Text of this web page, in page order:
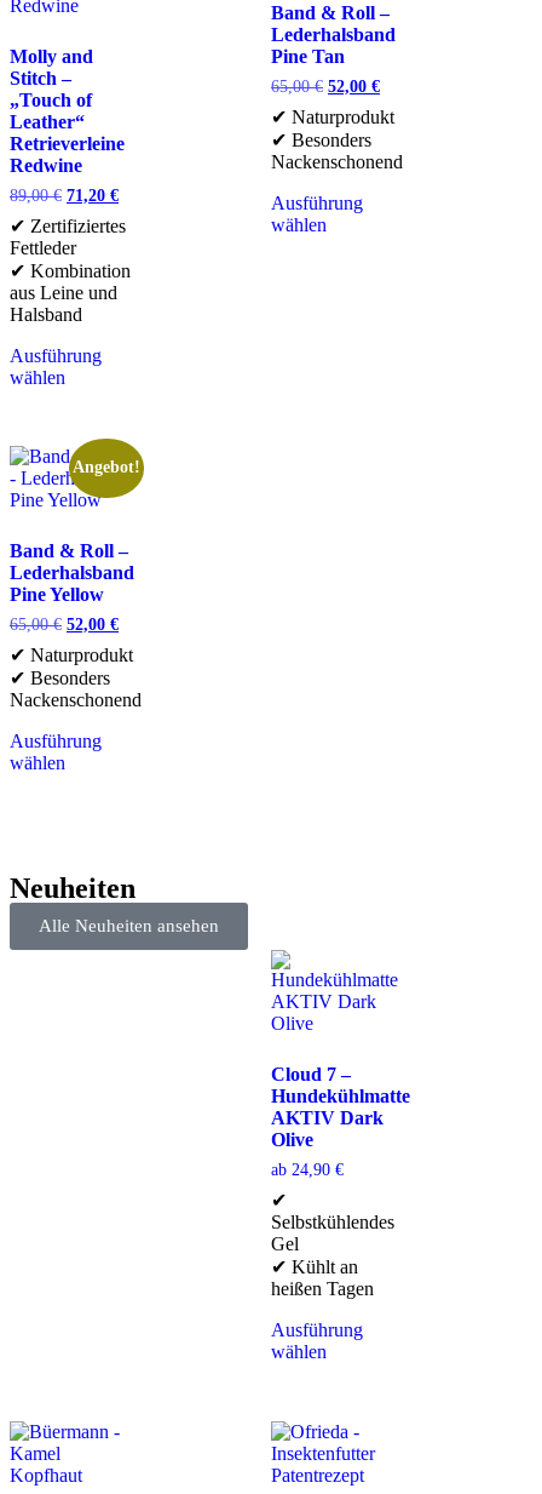
Molly and
Stitch –
„Touch of
Leather“
Retrieverleine
Redwine
89,00€ 71,20 €
✔ Zertifiziertes
Fettleder
✔ Kombination
aus Leine und
Halsband
Ausführung
wählen
Band & Roll –
Lederhalsband
Pine Tan
65,00€ 52,00 €
✔ Naturprodukt
✔ Besonders
Nackenschonend
Ausführung
wählen
Angebot!
Band & Roll –
Lederhalsband
Pine Yellow
65,00€ 52,00 €
✔ Naturprodukt
✔ Besonders
Nackenschonend
Ausführung
wählen
Neuheiten
Alle Neuheiten ansehen
Cloud 7 –
Hundekühlmatte
AKTIV Dark
Olive
ab 24,90 €
✔
Selbstkühlendes
Gel
✔ Kühlt an
heißen Tagen
Ausführung
wählen